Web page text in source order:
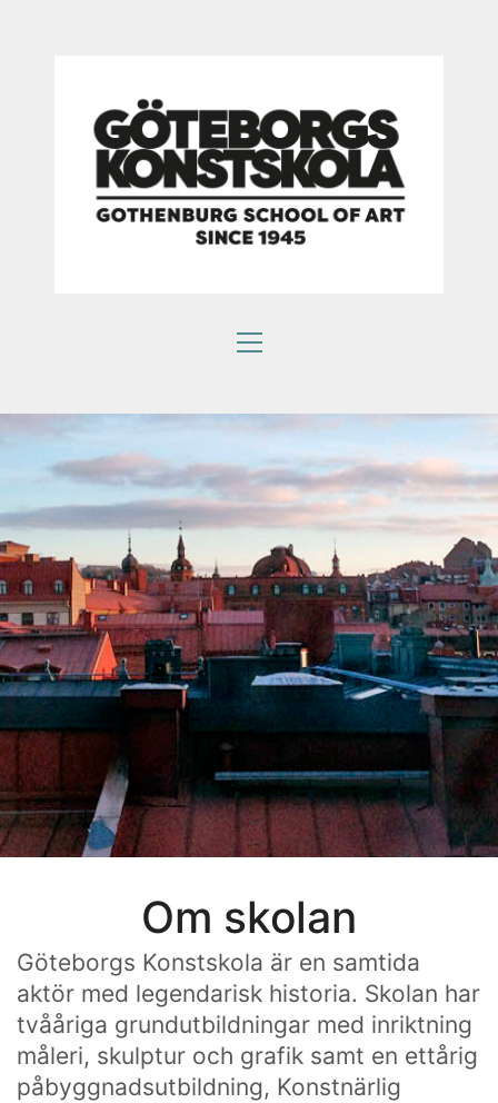
Om skolan
Göteborgs Konstskola är en samtida
aktör med legendarisk historia. Skolan har
tvååriga grundutbildningar med inriktning
måleri, skulptur och grafik samt en ettårig
påbyggnadsutbildning, Konstnärlig